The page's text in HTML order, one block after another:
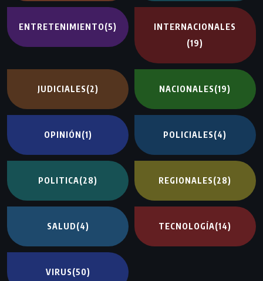
ENTRETENIMIENTO(5)
INTERNACIONALES
(19)
JUDICIALES(2) NACIONALES(19)
OPINIÓN(1) POLICIALES(4)
POLITICA(28) REGIONALES(28)
SALUD(4) TECNOLOGÍA(14)
VIRUS(50)